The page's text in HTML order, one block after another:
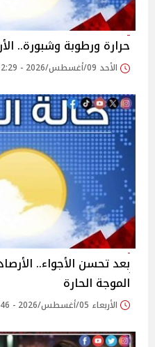
حرارة ورطوبة وشبورة..
الأحد 09/أغسطس/2026 - 12:29 م
بعد تحسن الأجواء..
الموجة الحارة
الأربعاء 05/أغسطس/2026 - 11:46 ص